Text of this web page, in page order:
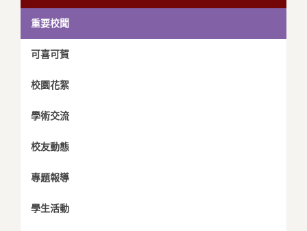
重要校聞
可喜可賀
校園花絮
學術交流
校友動態
專題報導
學生活動